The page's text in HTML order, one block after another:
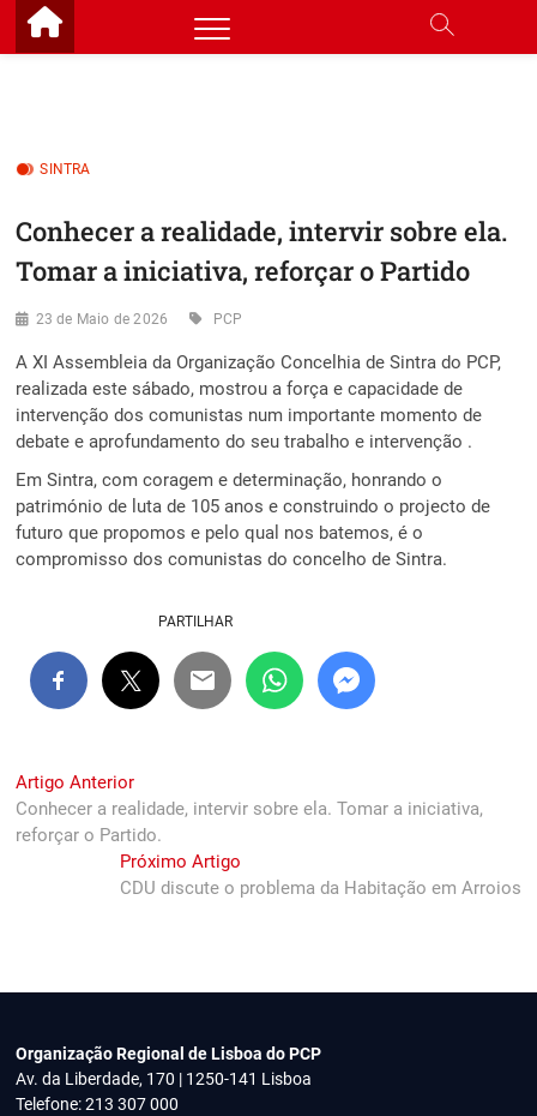
Skip
SINTRA
Conhecer a realidade, intervir sobre ela.
Tomar a iniciativa, reforçar o Partido
23 de Maio de 2026 PCP
A XI Assembleia da Organização Concelhia de Sintra do PCP,
realizada este sábado, mostrou a força e capacidade de
intervenção dos comunistas num importante momento de
debate e aprofundamento do seu trabalho e intervenção .
Em Sintra, com coragem e determinação, honrando o
património de luta de 105 anos e construindo o projecto de
futuro que propomos e pelo qual nos batemos, é o
compromisso dos comunistas do concelho de Sintra.
PARTILHAR
Navegação
de
artigos
Artigo AnteriorPrevious
post:
Conhecer a realidade, intervir sobre ela. Tomar a iniciativa,
reforçar o Partido.
Próximo ArtigoNext
post:
CDU discute o problema da Habitação em Arroios
Organização Regional de Lisboa do PCP
Av. da Liberdade, 170 | 1250-141 Lisboa
Telefone: 213 307 000